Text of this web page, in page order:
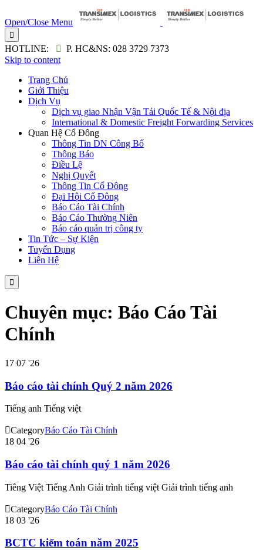
Open/Close Menu

HOTLINE:  P. HC&NS: 028 3729 7373
Skip to content
Trang Chủ
Giới Thiệu
Dịch Vụ
Dịch vụ giao Nhận Vận Tải Quốc Tế & Nội địa
International & Domestic Freight Forwarding Services
Quan Hệ Cổ Đông
Thông Tin DN Công Bố
Thông Báo
Điều Lệ
Nghị Quyết
Thông Tin Cổ Đông
Đại Hội Cổ Đông
Báo Cáo Tài Chính
Báo Cáo Thường Niên
Báo cáo quản trị công ty
Tin Tức – Sự Kiện
Tuyển Dụng
Liên Hệ

Chuyên mục: Báo Cáo Tài
Chính
17 07 '26
Báo cáo tài chính Quý 2 năm 2026
Tiếng anh Tiếng việt
CategoryBáo Cáo Tài Chính
18 04 '26
Báo cáo tài chính quý 1 năm 2026
Tiêng Việt Tiếng Anh Giải trình tiếng việt Giải trình tiếng anh
CategoryBáo Cáo Tài Chính
18 03 '26
BCTC kiểm toán năm 2025